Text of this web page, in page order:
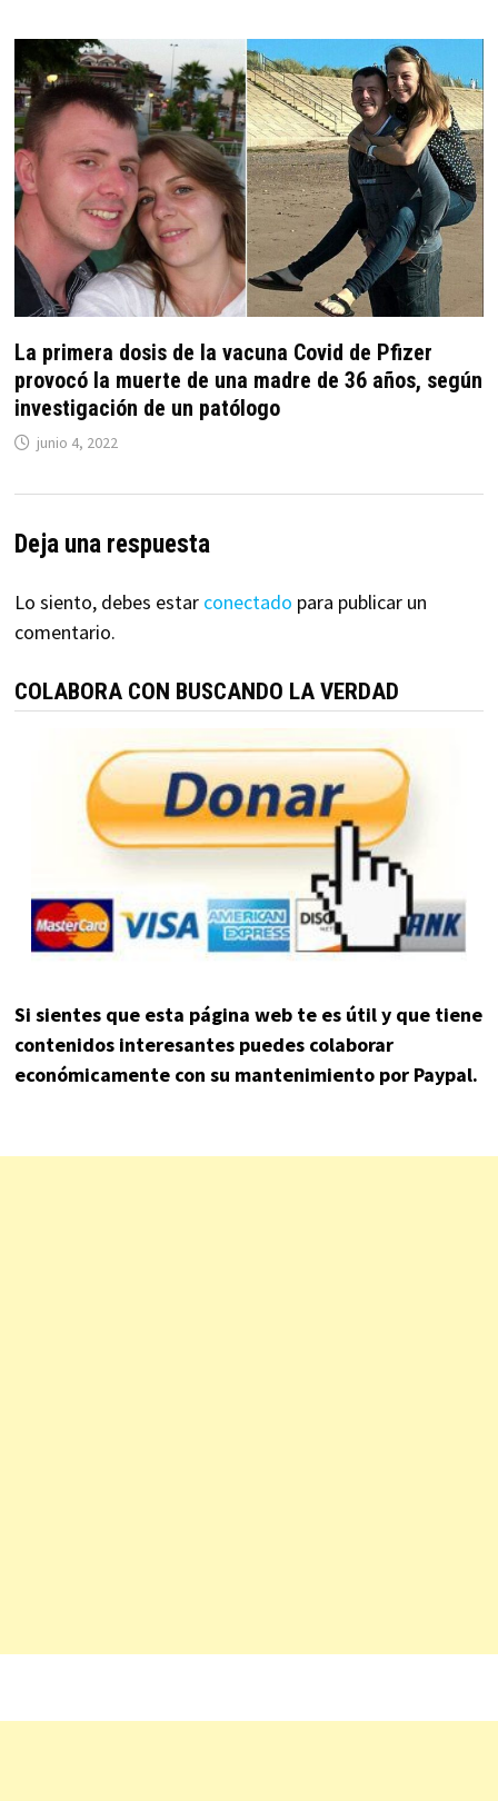
La primera dosis de la vacuna Covid de Pfizer
provocó la muerte de una madre de 36 años, según
investigación de un patólogo
junio 4, 2022
Deja una respuesta
Lo siento, debes estar conectado para publicar un
comentario.
COLABORA CON BUSCANDO LA VERDAD
Si sientes que esta página web te es útil y que tiene
contenidos interesantes puedes colaborar
económicamente con su mantenimiento por Paypal.